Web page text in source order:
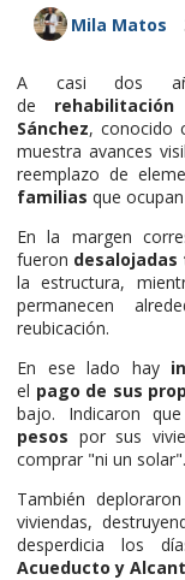
Mila Matos
A casi dos
de rehabilitación
Sánchez, conocido
muestra avances
reemplazo de
familias que
En la margen
fueron
la estructura,
permanecen
reubicación.
En ese lado hay
el pago de sus
bajo. Indicaron
pesos por sus
comprar "ni un solar".
También
viviendas,
desperdicia los
Acueducto y